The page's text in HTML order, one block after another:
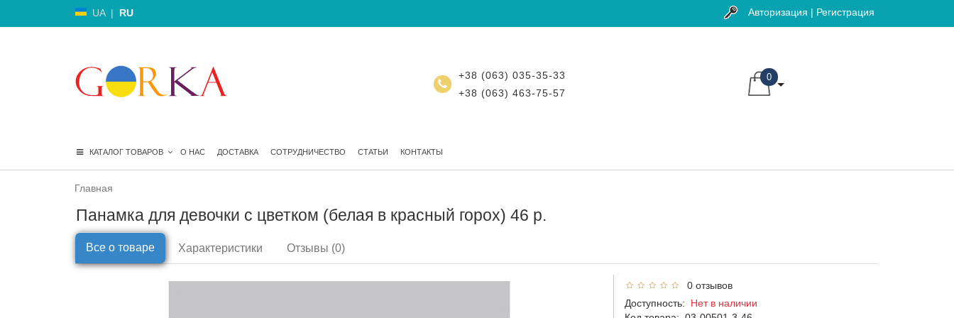
UA | RU Авторизация | Регистрация
+38 (063) 035-35-33
+38 (063) 463-75-57
0
КАТАЛОГ ТОВАРОВ О НАС ДОСТАВКА СОТРУДНИЧЕСТВО СТАТЬИ КОНТАКТЫ
Главная
Панамка для девочки с цветком (белая в красный горох) 46 р.
Все о товаре Характеристики Отзывы (0)
0 отзывов
Доступность: Нет в наличии